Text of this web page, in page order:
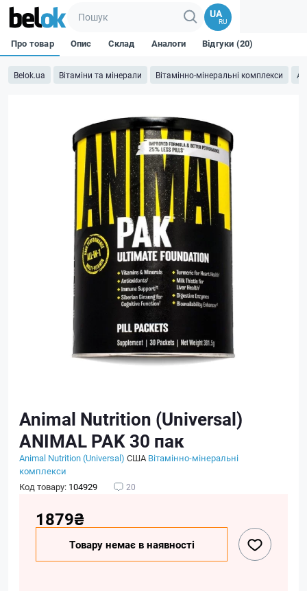
UA
RU
Belok.ua Вітаміни та мінерали Вітамінно-мінеральні комплекси
Про товар Опис Склад Аналоги Відгуки (20)
Animal Nutrition (Universal)
ANIMAL PAK 30 пак
Animal Nutrition (Universal) США Вітамінно-мінеральні
комплекси
Код товару: 104929 20
1879₴
Товару немає в наявності